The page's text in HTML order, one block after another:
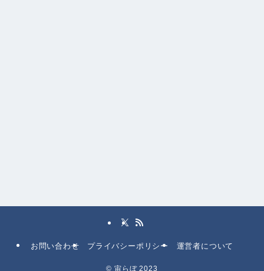
お問い合わせ プライバシーポリシー 運営者について
© 宙らぼ 2023